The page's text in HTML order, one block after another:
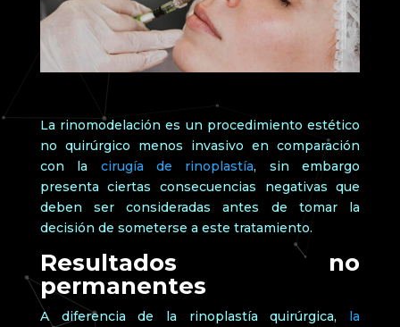
La rinomodelación es un procedimiento estético
no quirúrgico menos invasivo en comparación
con la cirugía de rinoplastía, sin embargo
presenta ciertas consecuencias negativas que
deben ser consideradas antes de tomar la
decisión de someterse a este tratamiento.
Resultados no
permanentes
A diferencia de la rinoplastía quirúrgica, la